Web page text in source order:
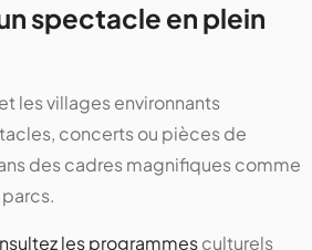
spectacle en plein
les villages environnants
concerts ou pièces de
des cadres magnifiques comme
les programmesculturels